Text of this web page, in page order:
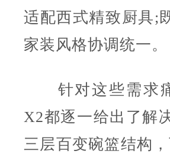
适配西式精致厨具;
家装风格协调统一。
针对这些需求痛
X2都逐一给出了解
三层百变碗篮结构